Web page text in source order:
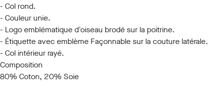
- Col rond.
- Couleur unie.
- Logo emblématique d'oiseau brodé sur la poitrine.
- Étiquette avec emblème Façonnable sur la couture latérale.
- Col intérieur rayé.
Composition
80% Coton, 20% Soie